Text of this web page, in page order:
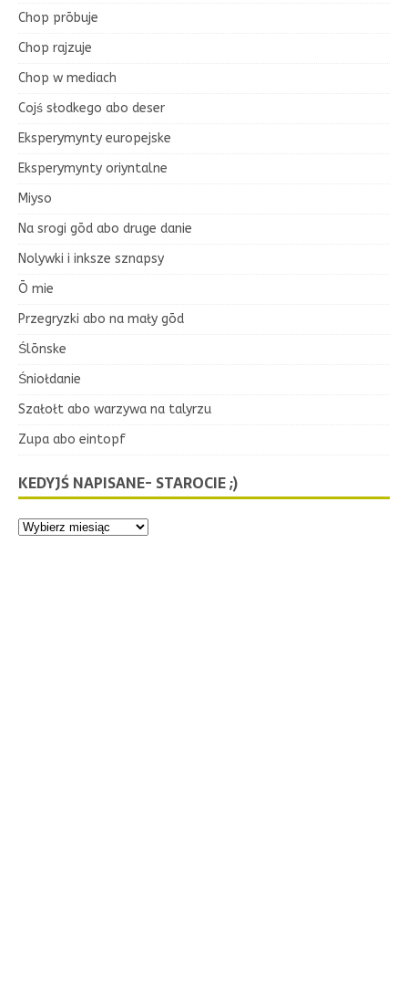
Chop prōbuje
Chop rajzuje
Chop w mediach
Cojś słodkego abo deser
Eksperymynty europejske
Eksperymynty oriyntalne
Miyso
Na srogi gōd abo druge danie
Nolywki i inksze sznapsy
Ō mie
Przegryzki abo na mały gōd
Ślōnske
Śniołdanie
Szałołt abo warzywa na talyrzu
Zupa abo eintopf
KEDYJŚ NAPISANE- STAROCIE ;)